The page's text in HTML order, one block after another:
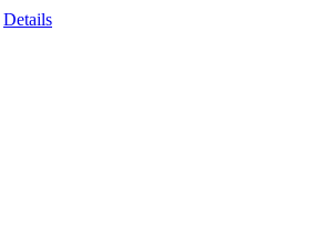
Details